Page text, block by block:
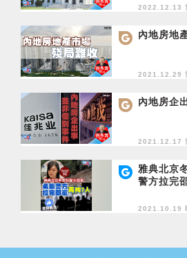
2022.12.13
內地房地
2021.12.29
內地房企
2021.12.17
雅典北京
警方拉完
2021.10.19